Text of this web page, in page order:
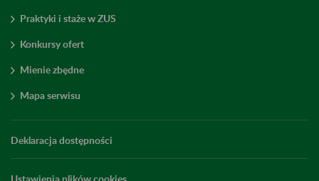
Praktyki i staże w ZUS
Konkursy ofert
Mienie zbędne
Mapa serwisu
Deklaracja dostępności
Ustawienia plików cookies